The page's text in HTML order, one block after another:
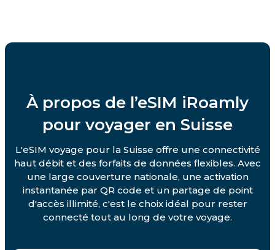
À propos de l’eSIM iRoamly
pour voyager en Suisse
L'eSIM voyage pour la Suisse offre une connectivité
haut débit et des forfaits de données flexibles. Avec
une large couverture nationale, une activation
instantanée par QR code et un partage de point
d'accès illimité, c'est le choix idéal pour rester
connecté tout au long de votre voyage.